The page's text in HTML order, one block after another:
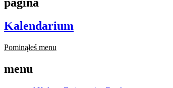
Kalendarium
Pominąłeś menu
menu